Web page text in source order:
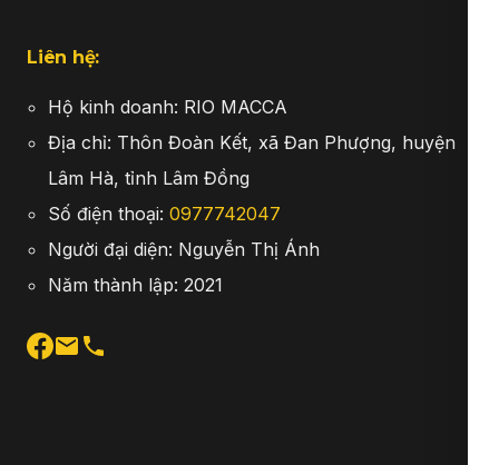
Liên hệ:
Hộ kinh doanh: RIO MACCA
Địa chỉ: Thôn Đoàn Kết, xã Đan Phượng, huyện
Lâm Hà, tỉnh Lâm Đồng
Số điện thoại:0977742047
Người đại diện: Nguyễn Thị Ánh
Năm thành lập: 2021